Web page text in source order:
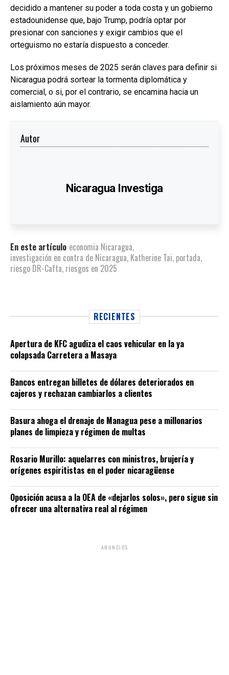
decidido a mantener su poder a toda costa y un gobierno
estadounidense que, bajo Trump, podría optar por
presionar con sanciones y exigir cambios que el
orteguismo no estaría dispuesto a conceder.
Los próximos meses de 2025 serán claves para definir si
Nicaragua podrá sortear la tormenta diplomática y
comercial, o si, por el contrario, se encamina hacia un
aislamiento aún mayor.
Autor
Nicaragua Investiga
En este artículo economia Nicaragua,
investigación en contra de Nicaragua, Katherine Tai, portada,
riesgo DR-Cafta, riesgos en 2025
RECIENTES
Apertura de KFC agudiza el caos vehicular en la ya
colapsada Carretera a Masaya
Bancos entregan billetes de dólares deteriorados en
cajeros y rechazan cambiarlos a clientes
Basura ahoga el drenaje de Managua pese a millonarios
planes de limpieza y régimen de multas
Rosario Murillo: aquelarres con ministros, brujería y
orígenes espiritistas en el poder nicaragüense
Oposición acusa a la OEA de «dejarlos solos», pero sigue sin
ofrecer una alternativa real al régimen
ANUNCIOS